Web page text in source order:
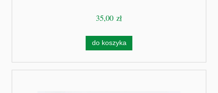
35,00 zł
do koszyka